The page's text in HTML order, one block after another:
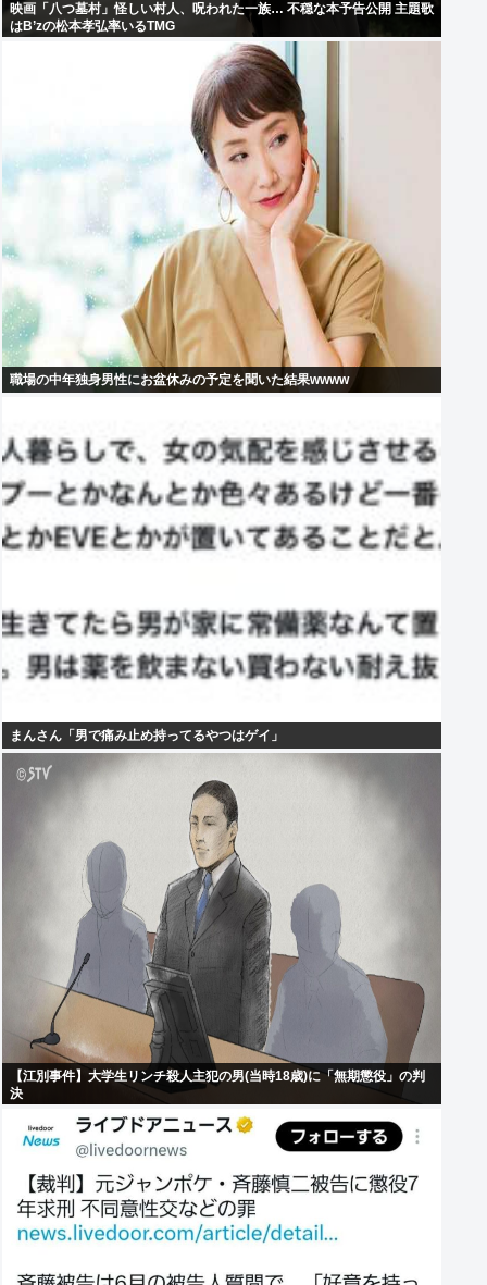
映画「八つ墓村」怪しい村人、呪われた一族… 不穏な本予告公開 主題歌
はB’zの松本孝弘率いるTMG
職場の中年独身男性にお盆休みの予定を聞いた結果wwww
まんさん「男で痛み止め持ってるやつはゲイ」
【江別事件】大学生リンチ殺人主犯の男(当時18歳)に「無期懲役」の判
決